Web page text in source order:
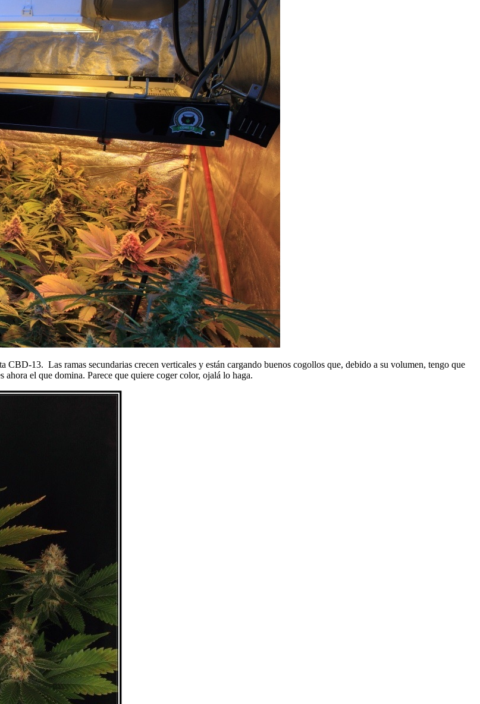
CBD-13. Las ramas secundarias crecen verticales y están cargando buenos cogollos que, debido a su volumen, tengo que
el que domina. Parece que quiere coger color, ojalá lo haga.